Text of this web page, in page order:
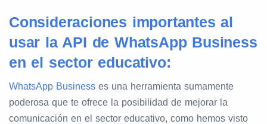
Consideraciones importantes al
usar la API de WhatsApp Business
en el sector educativo:
WhatsApp Business es una herramienta sumamente
poderosa que te ofrece la posibilidad de mejorar la
comunicación en el sector educativo, como hemos visto